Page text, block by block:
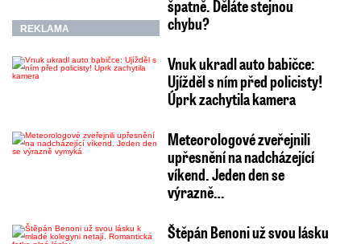
REKLAMA
špatně. Děláte stejnou
chybu?
Vnuk ukradl auto babičce:
Ujížděl s ním před policisty!
Úprk zachytila kamera
Meteorologové zveřejnili
upřesnění na nadcházející
víkend. Jeden den se
výrazně…
Štěpán Benoni už svou lásku